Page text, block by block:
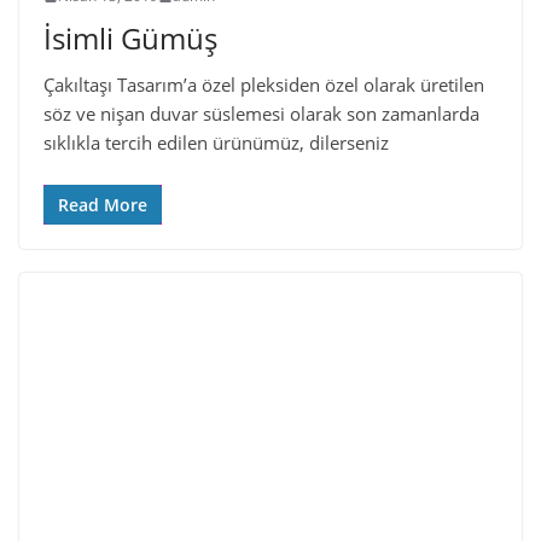
İsimli Gümüş
Çakıltaşı Tasarım’a özel pleksiden özel olarak üretilen
söz ve nişan duvar süslemesi olarak son zamanlarda
sıklıkla tercih edilen ürünümüz, dilerseniz
Read More